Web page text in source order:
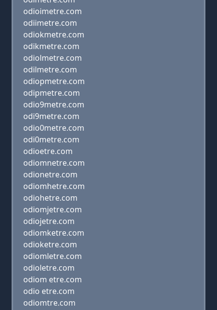
odioimetre.com
odiimetre.com
odiokmetre.com
odikmetre.com
odiolmetre.com
odilmetre.com
odiopmetre.com
odipmetre.com
odio9metre.com
odi9metre.com
odio0metre.com
odi0metre.com
odioetre.com
odiomnetre.com
odionetre.com
odiomhetre.com
odiohetre.com
odiomjetre.com
odiojetre.com
odiomketre.com
odioketre.com
odiomletre.com
odioletre.com
odiom etre.com
odio etre.com
odiomtre.com